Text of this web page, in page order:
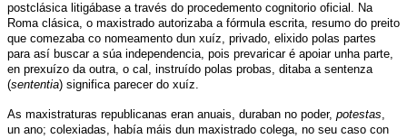
postclásica litigábase a través do procedemento cognitorio oficial. Na
Roma clásica, o maxistrado autorizaba a fórmula escrita, resumo do preito
que comezaba co nomeamento dun xuíz, privado, elixido polas partes
para así buscar a súa independencia, pois prevaricar é apoiar unha parte,
en prexuízo da outra, o cal, instruído polas probas, ditaba a sentenza
(sententia) significa parecer do xuíz.
As maxistraturas republicanas eran anuais, duraban no poder, potestas
un ano; colexiadas, había máis dun maxistrado colega, no seu caso con